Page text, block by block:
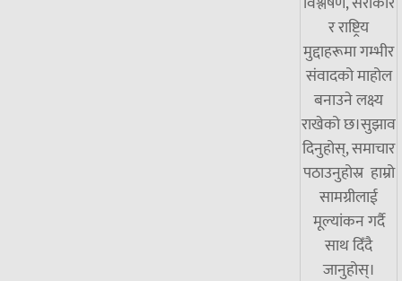
र राष्ट्रिय
मुद्दाहरूमा गम्भीर
संवादको माहोल
बनाउने लक्ष्य
राखेको छ।सुझाव
दिनुहोस्, समाचार
पठाउनुहोस्र हाम्रो
सामग्रीलाई
मूल्यांकन गर्दै
साथ दिँदै
जानुहोस्।